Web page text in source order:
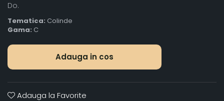
Do.
Tematica: Colinde
Gama: C
Adauga in cos
Adauga la Favorite